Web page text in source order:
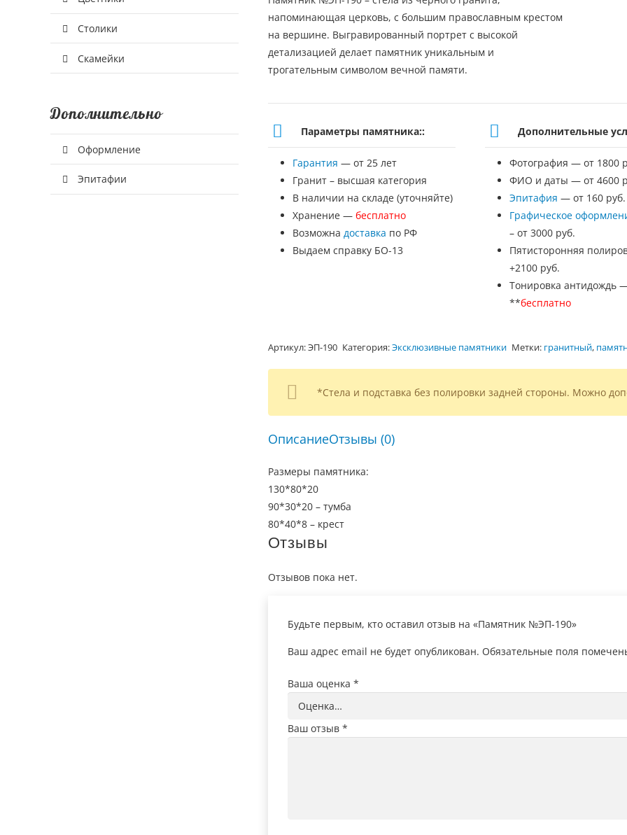
Столики
Скамейки
Дополнительно
Оформление
Эпитафии
напоминающая церковь, с большим православным крестом
на вершине. Выгравированный портрет с высокой
детализацией делает памятник уникальным и
трогательным символом вечной памяти.
Параметры памятника::
Гарантия — от 25 лет
Гранит – высшая категория
В наличии на складе (уточняйте)
Хранение — бесплатно
Возможна доставка по РФ
Выдаем справку БО-13
Дополнительные
Фотография — от 1800
ФИО и даты — от 4600
Эпитафия — от 160 руб.
Графическое
– от 3000 руб.
Пятисторонняя
+2100 руб.
Тонировка антидождь
**бесплатно
Артикул:ЭП-190 Категория:Эксклюзивные памятники Метки: гранитный,
*Стела и подставка без полировки задней стороны. Можно
ОписаниеОтзывы (0)
Размеры памятника:
130*80*20
90*30*20 – тумба
80*40*8 – крест
Отзывы
Отзывов пока нет.
Будьте первым, кто оставил отзыв на «Памятник №ЭП-190»
Ваш адрес email не будет опубликован. Обязательные поля
Ваша оценка *
Ваш отзыв *